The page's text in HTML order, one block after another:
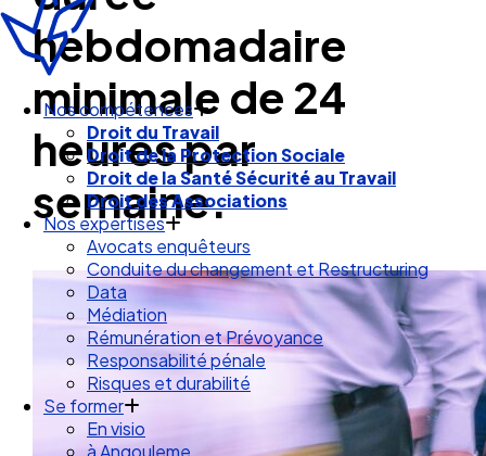
Nos compétences
Droit du Travail
Droit de la Protection Sociale
Droit de la Santé Sécurité au Travail
Droit des Associations
Nos expertises
Avocats enquêteurs
Conduite du changement et Restructuring
Data
Médiation
Rémunération et Prévoyance
Responsabilité pénale
Risques et durabilité
Se former
En visio
hebdomadaire
minimale de 24
heures par
semaine.